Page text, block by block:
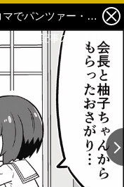
【マンガ】ガールズ＆パンツァー「４コマでパンツァー・フォー！」（325） 1枚目の写真・画像
この記事の画像 残り1
この記事の画像 残り1